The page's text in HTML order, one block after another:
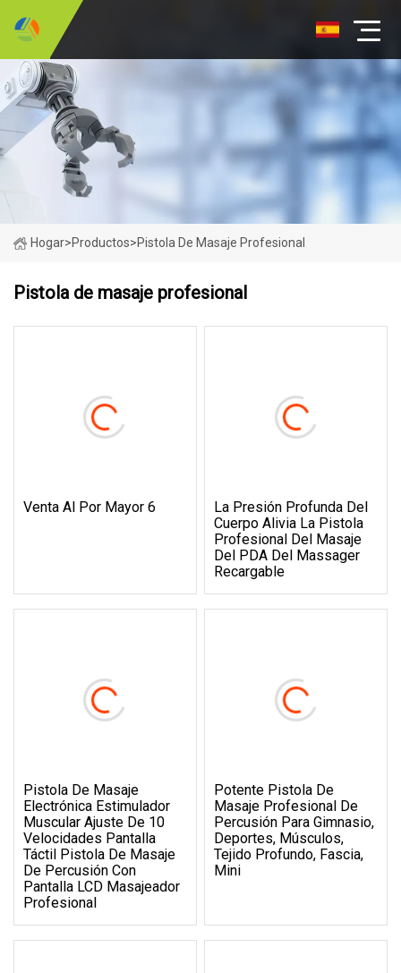
Hogar>Productos>Pistola De Masaje Profesional
Pistola de masaje profesional
Venta Al Por Mayor 6
La Presión Profunda Del
Cuerpo Alivia La Pistola
Profesional Del Masaje
Del PDA Del Massager
Recargable
Pistola De Masaje
Electrónica Estimulador
Muscular Ajuste De 10
Velocidades Pantalla
Táctil Pistola De Masaje
De Percusión Con
Pantalla LCD Masajeador
Profesional
Potente Pistola De
Masaje Profesional De
Percusión Para Gimnasio,
Deportes, Músculos,
Tejido Profundo, Fascia,
Mini